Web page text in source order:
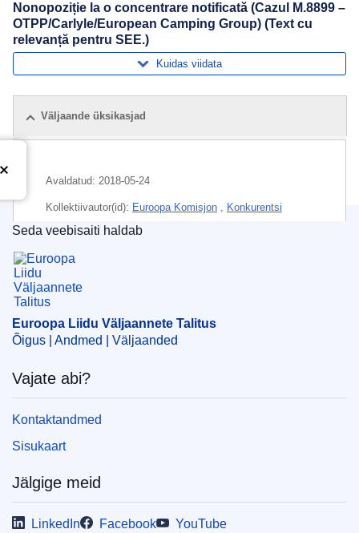
Nonopoziție la o concentrare notificată (Cazul M.8899 –
OTPP/Carlyle/European Camping Group) (Text cu
relevanță pentru SEE.)
Kuidas viidata
Väljaande üksikasjad
Avaldatud: 2018-05-24
Kollektiivautor(id): Euroopa Komisjon , Konkurentsi
peadirektoraat(Euroopa Komisjon
Teema:
majanduslik kontsentratsioon
pensionifond
CELEX : 52018M8899(01)
Euroopa Liidu Väljaannete Talitus
Seda veebisaiti haldab
Euroopa Liidu Väljaannete Talitus
Õigus | Andmed | Väljaanded
Vajate abi?
Kontaktandmed
Sisukaart
Jälgige meid
LinkedIn Facebook
YouTube